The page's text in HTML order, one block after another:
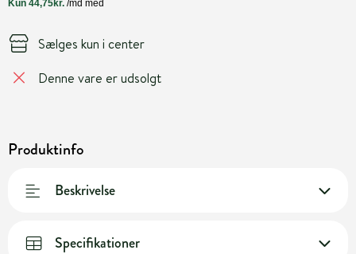
Sælges kun i center
Denne vare er udsolgt
Produktinfo
Beskrivelse
Specifikationer